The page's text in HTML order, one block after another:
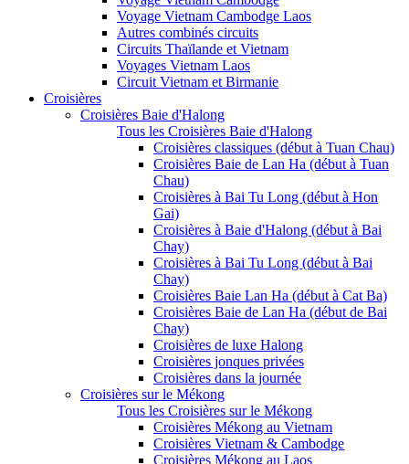
Voyage Vietnam Cambodge Laos
Autres combinés circuits
Circuits Thaïlande et Vietnam
Voyages Vietnam Laos
Circuit Vietnam et Birmanie
Croisières
Croisières Baie d'Halong
Tous les Croisières Baie d'Halong
Croisières classiques (début à Tuan Chau)
Croisières Baie de Lan Ha (début à Tuan
Chau)
Croisières à Bai Tu Long (début à Hon
Gai)
Croisières à Baie d'Halong (début à Bai
Chay)
Croisières à Bai Tu Long (début à Bai
Chay)
Croisières Baie Lan Ha (début à Cat Ba)
Croisières Baie de Lan Ha (début de Bai
Chay)
Croisières de luxe Halong
Croisières jonques privées
Croisières dans la journée
Croisières sur le Mékong
Tous les Croisières sur le Mékong
Croisières Mékong au Vietnam
Croisières Vietnam & Cambodge
Croisières Mékong au Laos